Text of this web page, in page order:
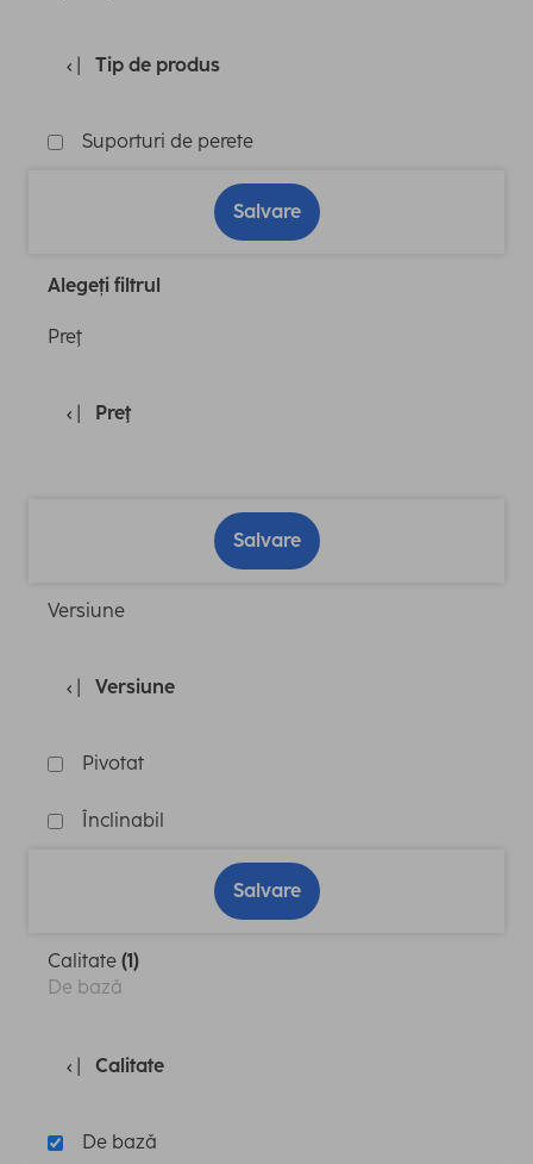
Tip de produs
Suporturi de perete
Salvare
Alegeți filtrul
Preţ
Preţ
Salvare
Versiune
Versiune
Pivotat
Înclinabil
Salvare
Calitate (1)
De bază
Calitate
De bază